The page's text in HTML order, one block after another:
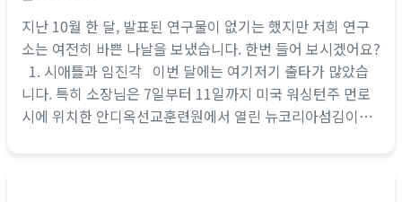
지난 10월 한 달, 발표된 연구물이 없기는 했지만 저희 연구
소는 여전히 바쁜 나날을 보냈습니다. 한번 들어 보시겠어요?
1. 시애틀과 임진각 이번 달에는 여기저기 출타가 많았습
니다. 특히 소장님은 7일부터 11일까지 미국 워싱턴주 먼로
시에 위치한 안디옥선교훈련원에서 열린 뉴코리아섬김이학